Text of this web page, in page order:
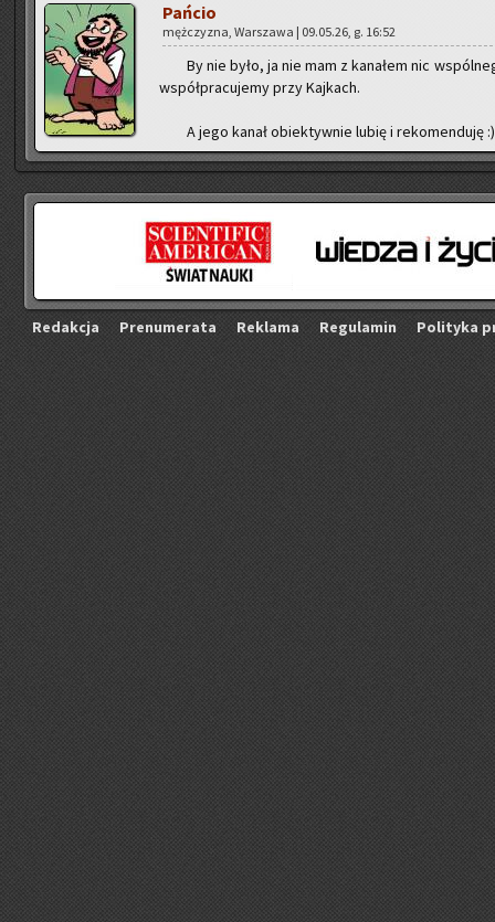
Pań­cio
męż­czy­zna, War­sza­wa | 09.05.26, g. 16:52
By nie było, ja nie mam z ka­na­łem nic
współ­pra­cu­je­my przy Kaj­kach.
A jego kanał obiek­tyw­nie lubię i re­ko­men­du­ję :)
Re­dak­cja Pre­nu­me­ra­ta Re­kla­ma Re­gu­la­min Po­li­ty­ka